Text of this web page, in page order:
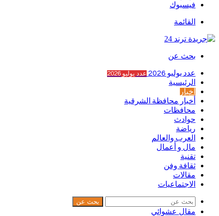
فيسبوك
القائمة
بحث عن
عدد يوليو 2026 عدد يوليو 2026
الرئيسية
أخبار
أخبار محافظة الشرقية
محافظات
حوادث
رياضة
العرب والعالم
مال و أعمال
تقنية
ثقافة وفن
مقالات
الاجتماعيات
بحث عن
مقال عشوائي